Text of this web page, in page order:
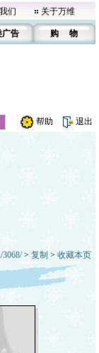
们 关于万维
广告 购 物
帮助 退出
3068/> 复制 > 收藏本页